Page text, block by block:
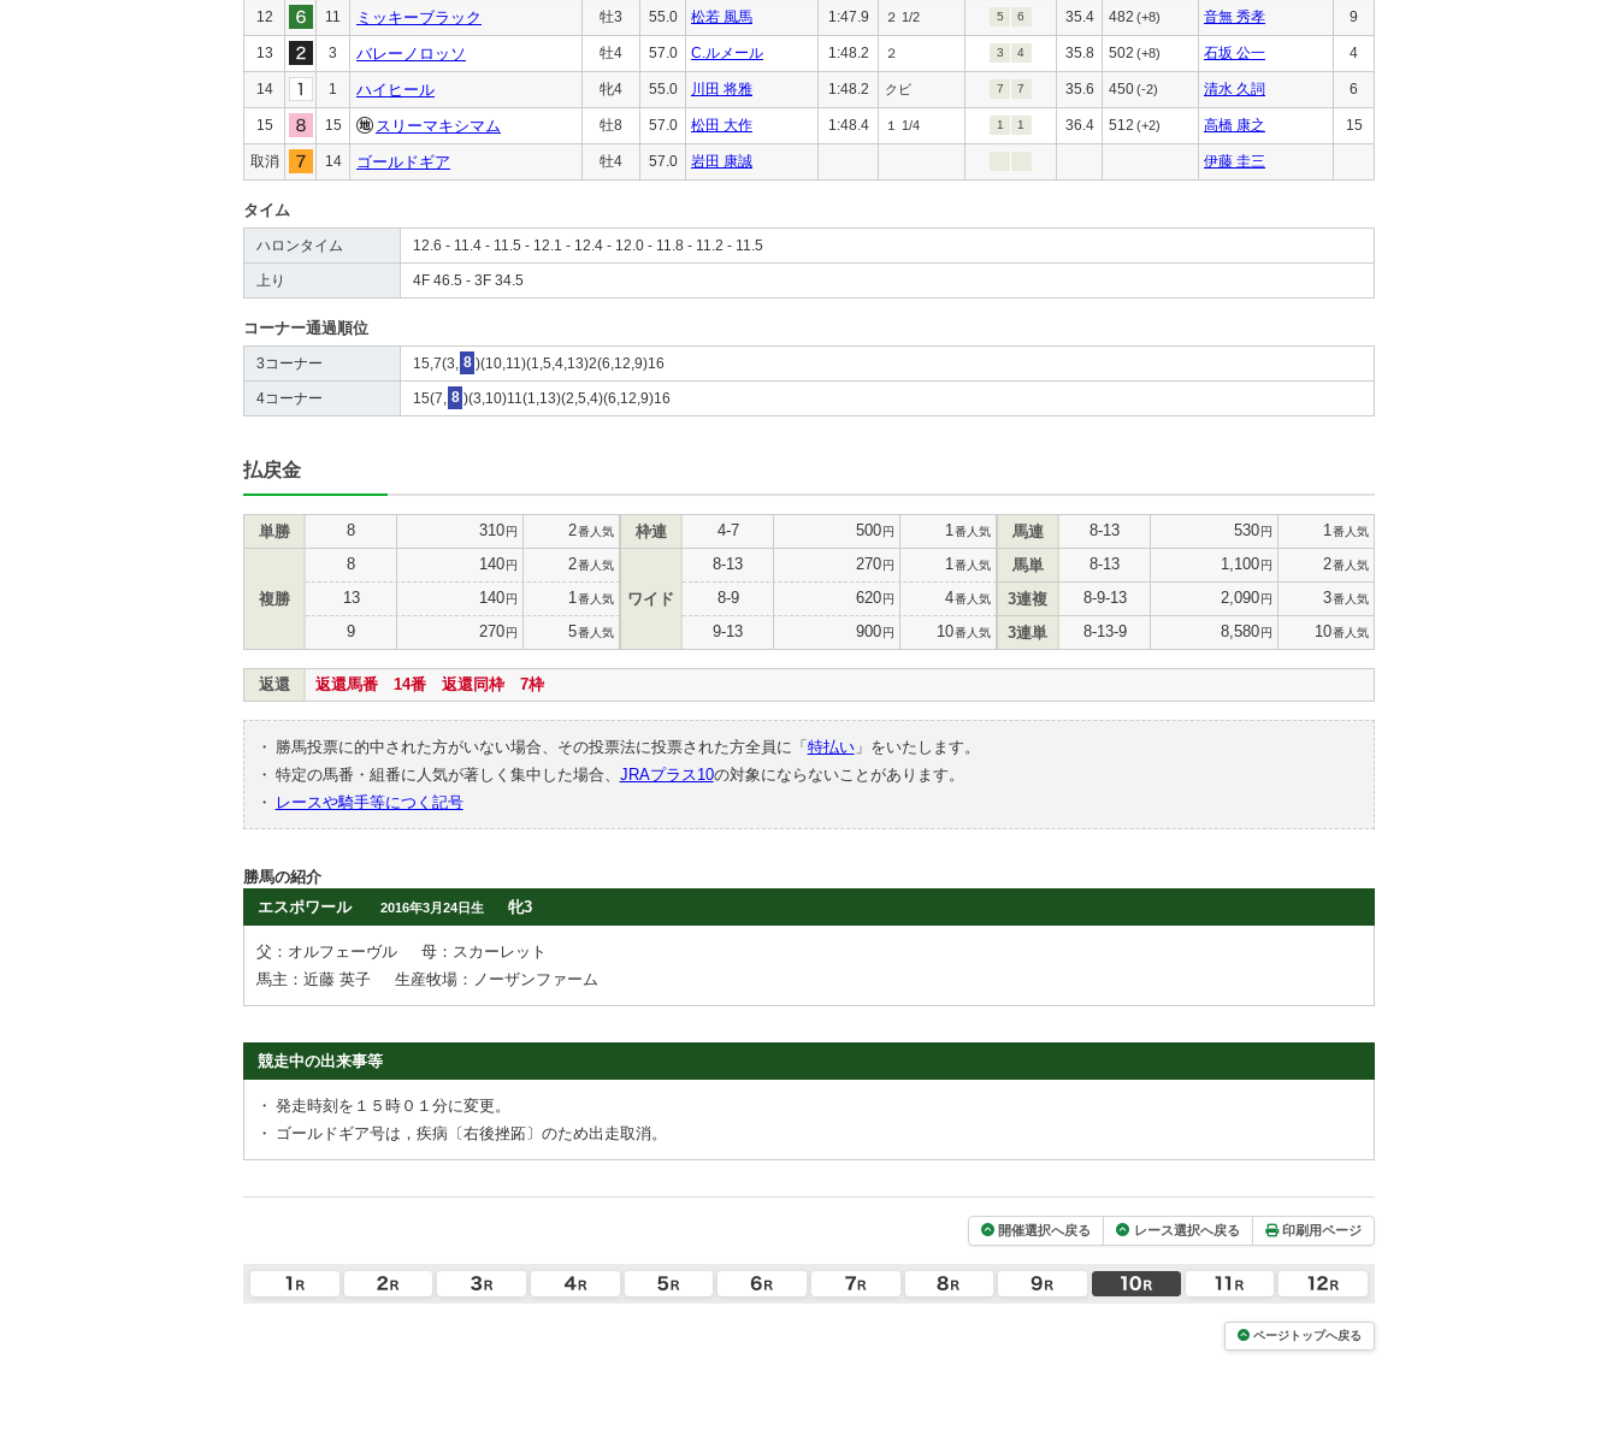
12 11 ミッキーブラック 牡3 55.0 松若 風馬 1:47.9 ２ 1/2 5 6 35.4 482 (+8) 音無 秀孝 9
13 3 バレーノロッソ 牡4 57.0 C.ルメール 1:48.2 ２ 3 4 35.8 502 (+8) 石坂 公一 4
14 1 ハイヒール 牝4 55.0 川田 将雅 1:48.2 クビ 7 7 35.6 450(-2) 清水 久詞 6
15 15 スリーマキシマム 牡8 57.0 松田 大作 1:48.4 １ 1/4 1 1 36.4 512 (+2) 高橋 康之 15
取消 14 ゴールドギア 牡4 57.0 岩田 康誠 伊藤 圭三
タイム
ハロンタイム 12.6 - 11.4 - 11.5 - 12.1 - 12.4 - 12.0 - 11.8 - 11.2 - 11.5
上り 4F 46.5 - 3F 34.5
コーナー通過順位
3コーナー 15,7(3, 8 )(10,11)(1,5,4,13)2(6,12,9)16
4コーナー 15(7, 8 )(3,10)11(1,13)(2,5,4)(6,12,9)16
払戻金
単勝 8 310円 2番人気
複勝
8 140円 2番人気
13 140円 1 番人気
9 270円 5番人気
枠連 4-7 500円 1 番人気
ワイド
8-13 270円 1 番人気
8-9 620円 4番人気
9-13 900円 10番人気
馬連 8-13 530円 1 番人気
馬単 8-13 1,100円 2番人気
3連複 8-9-13 2,090円 3番人気
3連単 8-13-9 8,580円 10番人気
返還 返還馬番 14番 返還同枠 7枠
・ 勝馬投票に的中された方がいない場合、その投票法に投票された方全員に「 特払い」をいたします。
・ 特定の馬番・組番に人気が著しく集中した場合、 JRAプラス10の対象にならないことがあります。
・
レースや騎手等につく記号
勝馬の紹介
エスポワール
2016年3月24日生 牝3
父：オルフェーヴル
母：スカーレット
馬主：近藤 英子
生産牧場：ノーザンファーム
競走中の出来事等
・ 発走時刻を１５時０１分に変更。
・
ゴールドギア号は，疾病〔右後挫跖〕のため出走取消。
開催選択へ戻る レース選択へ戻る 印刷用ページ
ページトップへ戻る